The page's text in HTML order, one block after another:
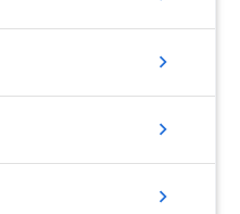
chevron_right
chevron_right
chevron_right